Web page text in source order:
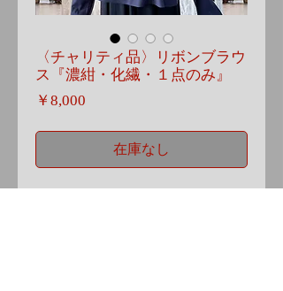
〈チャリティ品〉リボンブラウ
ス『濃紺・化繊・１点のみ』
￥8,000
在庫なし